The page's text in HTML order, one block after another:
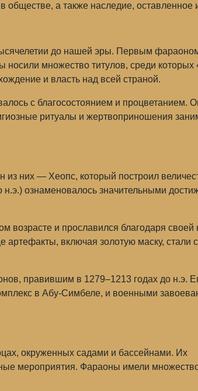
обществе, а также наследие, оставленное
до нашей эры. Первым
множество титулов, среди которых
и власть над всей страной.
с благосостоянием и процветанием.
ритуалы и жертвоприношения
них — Хеопс, который построил
н.э.) ознаменовалось значительными
и прославился благодаря своей
артефакты, включая золотую маску, стали
правившим в 1279–1213 годах до н.э.
в Абу-Симбеле, и военными
окруженных садами и бассейнами. Их
мероприятия. Фараоны имели